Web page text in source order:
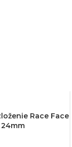
Race Face
24mm